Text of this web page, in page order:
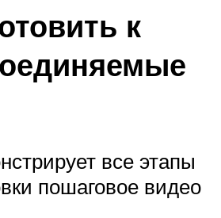
к
все этапы
пошаговое видео